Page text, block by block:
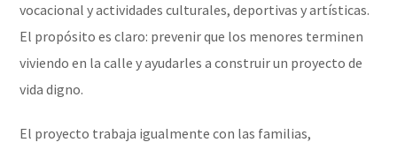
vocacional y actividades culturales, deportivas y artísticas.
El propósito es claro: prevenir que los menores terminen
viviendo en la calle y ayudarles a construir un proyecto de
vida digno.
El proyecto trabaja igualmente con las familias,